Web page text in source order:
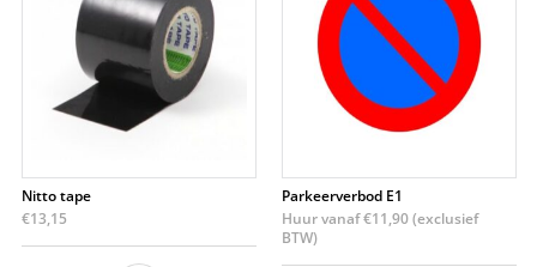
Nitto tape
€13,15
Parkeerverbod E1
Huur vanaf€11,90(exclusief
BTW)